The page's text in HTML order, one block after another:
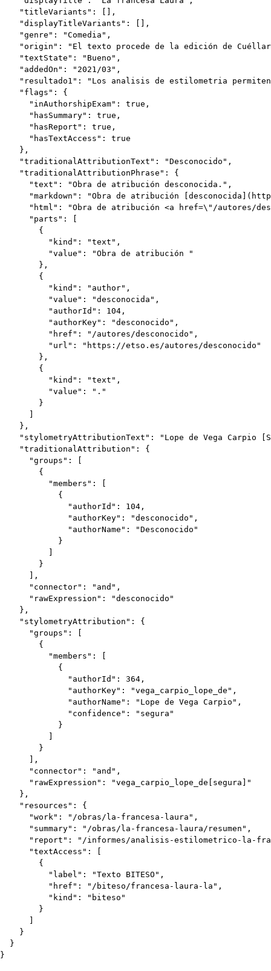
    "titleVariants": [],
    "displayTitleVariants": [],
    "genre": "Comedia",
"origin": "El texto procede de la edición de
    "textState": "Bueno",
    "addedOn": "2021/03",
"resultado1": "Los analisis de estilometria
    "flags": {
      "inAuthorshipExam": true,
      "hasSummary": true,
      "hasReport": true,
      "hasTextAccess": true
    },
    "traditionalAttributionText": "Desconocido",
    "traditionalAttributionPhrase": {
      "text": "Obra de atribución desconocida.",
"markdown": "Obra de atribución
"html": "Obra de atribución <a href=\"/autores/
      "parts": [
        {
          "kind": "text",
          "value": "Obra de atribución "
        },
        {
          "kind": "author",
          "value": "desconocida",
          "authorId": 104,
          "authorKey": "desconocido",
          "href": "/autores/desconocido",
          "url": "https://etso.es/autores/desconocido"
        },
        {
          "kind": "text",
          "value": "."
        }
      ]
    },
"stylometryAttributionText": "Lope de Vega Carpio
    "traditionalAttribution": {
      "groups": [
        {
          "members": [
            {
              "authorId": 104,
              "authorKey": "desconocido",
              "authorName": "Desconocido"
            }
          ]
        }
      ],
      "connector": "and",
      "rawExpression": "desconocido"
    },
    "stylometryAttribution": {
      "groups": [
        {
          "members": [
            {
              "authorId": 364,
              "authorKey": "vega_carpio_lope_de",
              "authorName": "Lope de Vega Carpio",
              "confidence": "segura"
            }
          ]
        }
      ],
      "connector": "and",
      "rawExpression": "vega_carpio_lope_de[segura]"
    },
    "resources": {
      "work": "/obras/la-francesa-laura",
      "summary": "/obras/la-francesa-laura/resumen",
"report": "/informes/analisis-estilometrico-la-
      "textAccess": [
        {
          "label": "Texto BITESO",
          "href": "/biteso/francesa-laura-la",
          "kind": "biteso"
        }
      ]
    }
  }
}